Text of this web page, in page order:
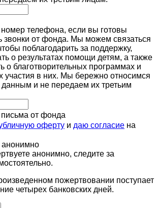
телефона, если вы готовы
звонки от фонда. Мы можем связаться
поблагодарить за поддержку,
о результатах помощи детям, а также
о благотворительных программах и
участия в них. Мы бережно относимся
и не передаем их третьим
письма от фонда
оферту и даю согласие на
анонимно
анонимно, следите за
пожертвовании поступает
четырех банковских дней.